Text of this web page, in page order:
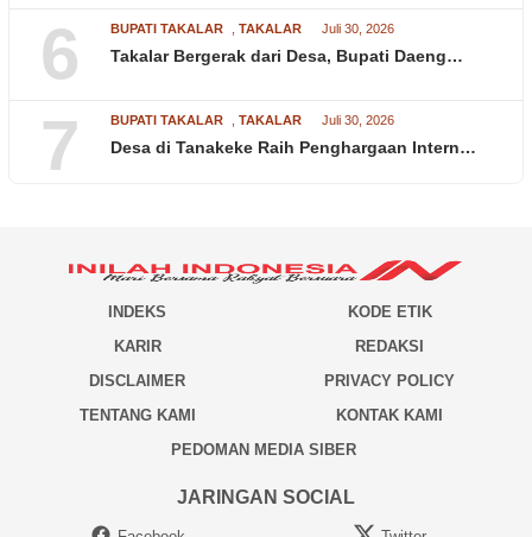
6 BUPATI TAKALAR TAKALAR Juli 30, 2026
Takalar Bergerak dari Desa, Bupati Daeng…
7 BUPATI TAKALAR TAKALAR Juli 30, 2026
Desa di Tanakeke Raih Penghargaan Intern…
INDEKS
KODE ETIK
KARIR
REDAKSI
DISCLAIMER
PRIVACY POLICY
TENTANG KAMI
KONTAK KAMI
PEDOMAN MEDIA SIBER
JARINGAN SOCIAL